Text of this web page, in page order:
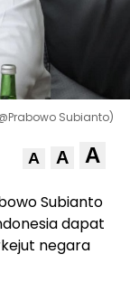
Subianto)
A A A
Subianto
dapat
negara